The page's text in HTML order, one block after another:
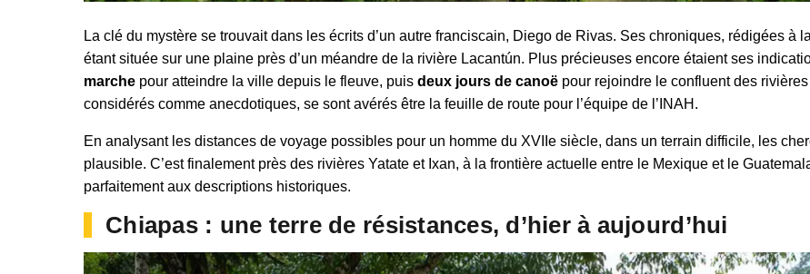
La clé du mystère se trouvait dans les écrits d’un autre franciscain, Diego de Rivas. Ses chroniques, rédigées à
étant située sur une plaine près d’un méandre de la rivière Lacantún. Plus précieuses encore étaient ses
marche pour atteindre la ville depuis le fleuve, puis deux jours de canoë pour rejoindre le confluent des
considérés comme anecdotiques, se sont avérés être la feuille de route pour l’équipe de l’INAH.
En analysant les distances de voyage possibles pour un homme du XVIIe siècle, dans un terrain difficile, les
plausible. C’est finalement près des rivières Yatate et Ixan, à la frontière actuelle entre le Mexique et le
parfaitement aux descriptions historiques.
Chiapas : une terre de résistances, d’hier à aujourd’hui